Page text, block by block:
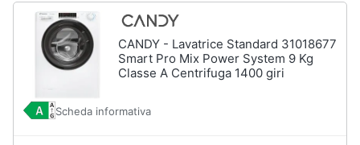
CANDY - Lavatrice Standard 31018677
Smart Pro Mix Power System 9 Kg
Classe A Centrifuga 1400 giri
Scheda informativa